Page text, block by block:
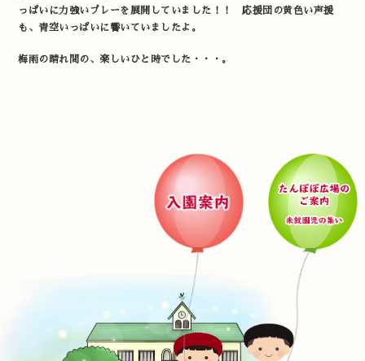
っぱいに力強いプレーを展開していました！！ 応援団の黄色い声援
も、青空いっぱいに響いていましたよ。
梅雨の晴れ間の、楽しいひと時でした・・・。